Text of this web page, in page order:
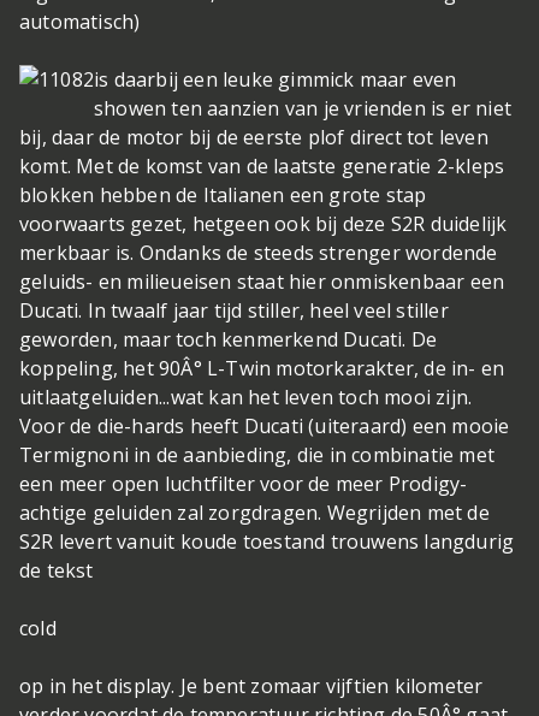
automatisch)
is daarbij een leuke gimmick maar even
showen ten aanzien van je vrienden is er niet
bij, daar de motor bij de eerste plof direct tot leven
komt. Met de komst van de laatste generatie 2-kleps
blokken hebben de Italianen een grote stap
voorwaarts gezet, hetgeen ook bij deze S2R duidelijk
merkbaar is. Ondanks de steeds strenger wordende
geluids- en milieueisen staat hier onmiskenbaar een
Ducati. In twaalf jaar tijd stiller, heel veel stiller
geworden, maar toch kenmerkend Ducati. De
koppeling, het 90Â° L-Twin motorkarakter, de in- en
uitlaatgeluiden...wat kan het leven toch mooi zijn.
Voor de die-hards heeft Ducati (uiteraard) een mooie
Termignoni in de aanbieding, die in combinatie met
een meer open luchtfilter voor de meer Prodigy-
achtige geluiden zal zorgdragen. Wegrijden met de
S2R levert vanuit koude toestand trouwens langdurig
de tekst
cold
op in het display. Je bent zomaar vijftien kilometer